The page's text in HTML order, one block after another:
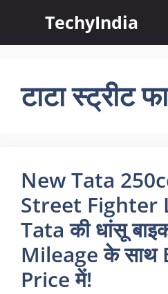
content
TechyIndia
टाटा स्ट्रीट
New Tata
Street Fighter
Tata की धांसू
Mileage के साथ
Price में!